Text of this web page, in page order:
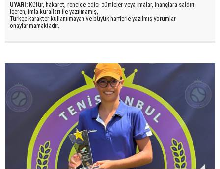
UYARI: Küfür, hakaret, rencide edici cümleler veya imalar, inançlara saldırı
içeren, imla kuralları ile yazılmamış,
Türkçe karakter kullanılmayan ve büyük harflerle yazılmış yorumlar
onaylanmamaktadır.